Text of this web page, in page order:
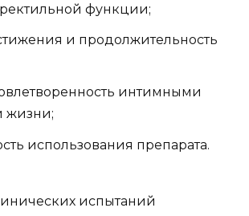
функции;
и продолжительность
интимными
жизни;
использования препарата.
испытаний